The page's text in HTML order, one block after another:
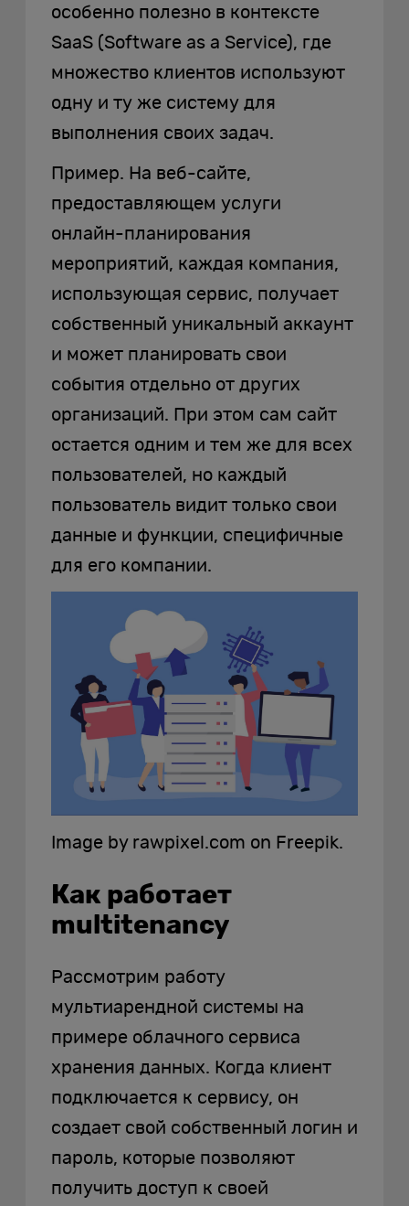
особенно полезно в контексте
SaaS (Software as a Service), где
множество клиентов используют
одну и ту же систему для
выполнения своих задач.
Пример. На веб-сайте,
предоставляющем услуги
онлайн-планирования
мероприятий, каждая компания,
использующая сервис, получает
собственный уникальный аккаунт
и может планировать свои
события отдельно от других
организаций. При этом сам сайт
остается одним и тем же для всех
пользователей, но каждый
пользователь видит только свои
данные и функции, специфичные
для его компании.
Image by rawpixel.com on Freepik.
Как работает
multitenancy
Рассмотрим работу
мультиарендной системы на
примере облачного сервиса
хранения данных. Когда клиент
подключается к сервису, он
создает свой собственный логин и
пароль, которые позволяют
получить доступ к своей